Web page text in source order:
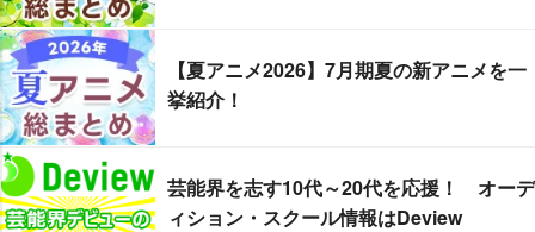
【夏アニメ2026】7月期夏の新アニメを一
挙紹介！
芸能界を志す10代～20代を応援！ オーデ
ィション・スクール情報はDeview